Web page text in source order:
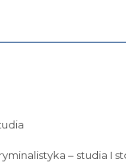
– studia I